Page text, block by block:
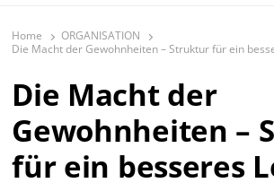
Home
ORGANISATION
Die Macht der Gewohnheiten – Struktur für ein
Die Macht der
Gewohnheiten –
für ein besseres